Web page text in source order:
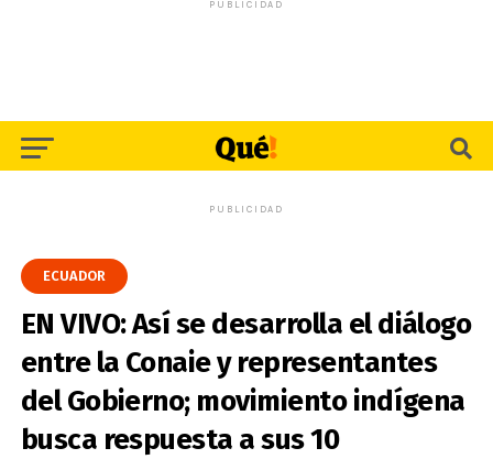
PUBLICIDAD
PUBLICIDAD
ECUADOR
EN VIVO: Así se desarrolla el diálogo
entre la Conaie y representantes
del Gobierno; movimiento indígena
busca respuesta a sus 10